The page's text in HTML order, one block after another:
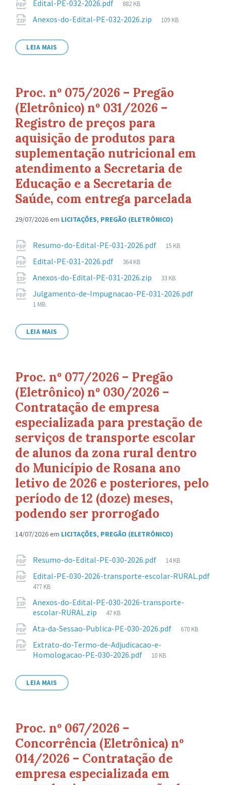
Edital-PE-032-2026.pdf
Tamanho
arquivo:
882 KB
Anexos-do-Edital-PE-032-2026.zip
Tamanho
109 KB
LEIA MAIS
Proc. nº 075/2026 – Pregão
(Eletrônico) nº 031/2026 –
Registro de preços para
aquisição de produtos para
suplementação nutricional em
atendimento a Secretaria de
Educação e a Secretaria de
Saúde, com entrega parcelada
29/07/2026em LICITAÇÕES, PREGÃO (ELETRÔNICO)
Anexos
Resumo-do-Edital-PE-031-2026.pdf
Tamanho
15 KB
Edital-PE-031-2026.pdf
Tamanho
arquivo:
364 KB
Anexos-do-Edital-PE-031-2026.zip
Tamanho
arquivo:
33 KB
Julgamento-de-Impugnacao-PE-031-2026.pdf
1 MB
LEIA MAIS
Proc. nº 077/2026 – Pregão
(Eletrônico) nº 030/2026 –
Contratação de empresa
especializada para prestação de
serviços de transporte escolar
de alunos da zona rural dentro
do Município de Rosana ano
letivo de 2026 e posteriores, pelo
período de 12 (doze) meses,
podendo ser prorrogado
14/07/2026em LICITAÇÕES, PREGÃO (ELETRÔNICO)
Anexos
Resumo-do-Edital-PE-030-2026.pdf
Tamanho
arquivo:
14 KB
Edital-PE-030-2026-transporte-escolar-RURAL.pdf
Tamanho
arquivo:
477 KB
Anexos-do-Edital-PE-030-2026-transporte-
escolar-RURAL.zip
Tamanho
arquivo:
47 KB
Ata-da-Sessao-Publica-PE-030-2026.pdf
Tamanho
670 KB
Extrato-do-Termo-de-Adjudicacao-e-
Homologacao-PE-030-2026.pdf
Tamanho
10 KB
LEIA MAIS
Proc. nº 067/2026 –
Concorrência (Eletrônica) nº
014/2026 – Contratação de
empresa especializada em